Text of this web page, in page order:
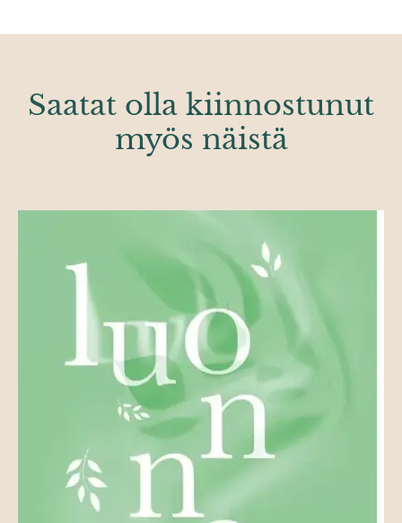
Saatat olla kiinnostunut
myös näistä